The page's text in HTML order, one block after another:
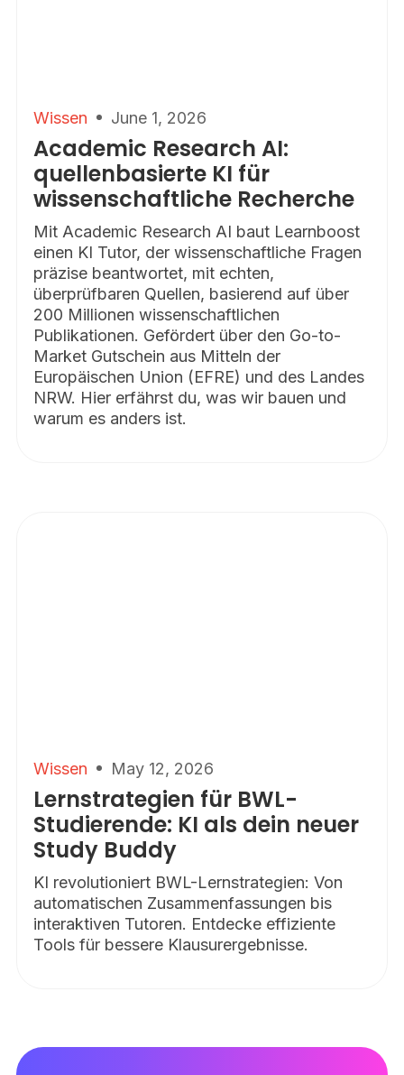
Wissen June 1, 2026
Academic Research AI:
quellenbasierte KI für
wissenschaftliche Recherche
Mit Academic Research AI baut Learnboost
einen KI Tutor, der wissenschaftliche Fragen
präzise beantwortet, mit echten,
überprüfbaren Quellen, basierend auf über
200 Millionen wissenschaftlichen
Publikationen. Gefördert über den Go-to-
Market Gutschein aus Mitteln der
Europäischen Union (EFRE) und des Landes
NRW. Hier erfährst du, was wir bauen und
warum es anders ist.
Wissen May 12, 2026
Lernstrategien für BWL-
Studierende: KI als dein neuer
Study Buddy
KI revolutioniert BWL-Lernstrategien: Von
automatischen Zusammenfassungen bis
interaktiven Tutoren. Entdecke effiziente
Tools für bessere Klausurergebnisse.